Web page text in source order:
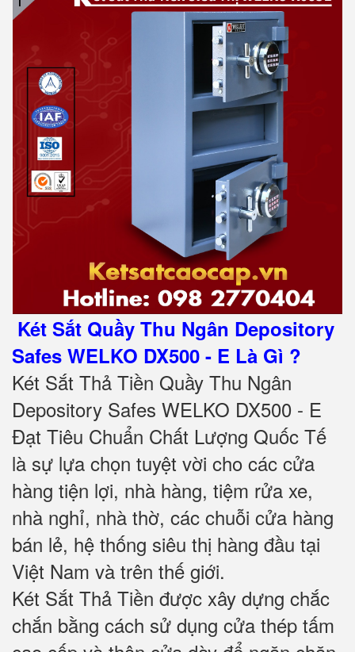
Két Sắt Quầy Thu Ngân Depository
Safes WELKO DX500 - E Là Gì ?
Két Sắt Thả Tiền Quầy Thu Ngân
Depository Safes WELKO DX500 - E
Đạt Tiêu Chuẩn Chất Lượng Quốc Tế
là sự lựa chọn tuyệt vời cho các cửa
hàng tiện lợi, nhà hàng, tiệm rửa xe,
nhà nghỉ, nhà thờ, các chuỗi cửa hàng
bán lẻ, hệ thống siêu thị hàng đầu tại
Việt Nam và trên thế giới.
Két Sắt Thả Tiền được xây dựng chắc
chắn bằng cách sử dụng cửa thép tấm